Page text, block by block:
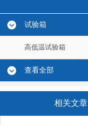
试验箱
高低温试验箱
查看全部
相关文章